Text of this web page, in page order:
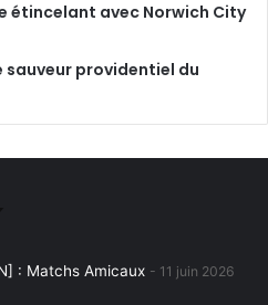
étincelant avec Norwich City
sauveur providentiel du
: Matchs Amicaux 11 juin 2026